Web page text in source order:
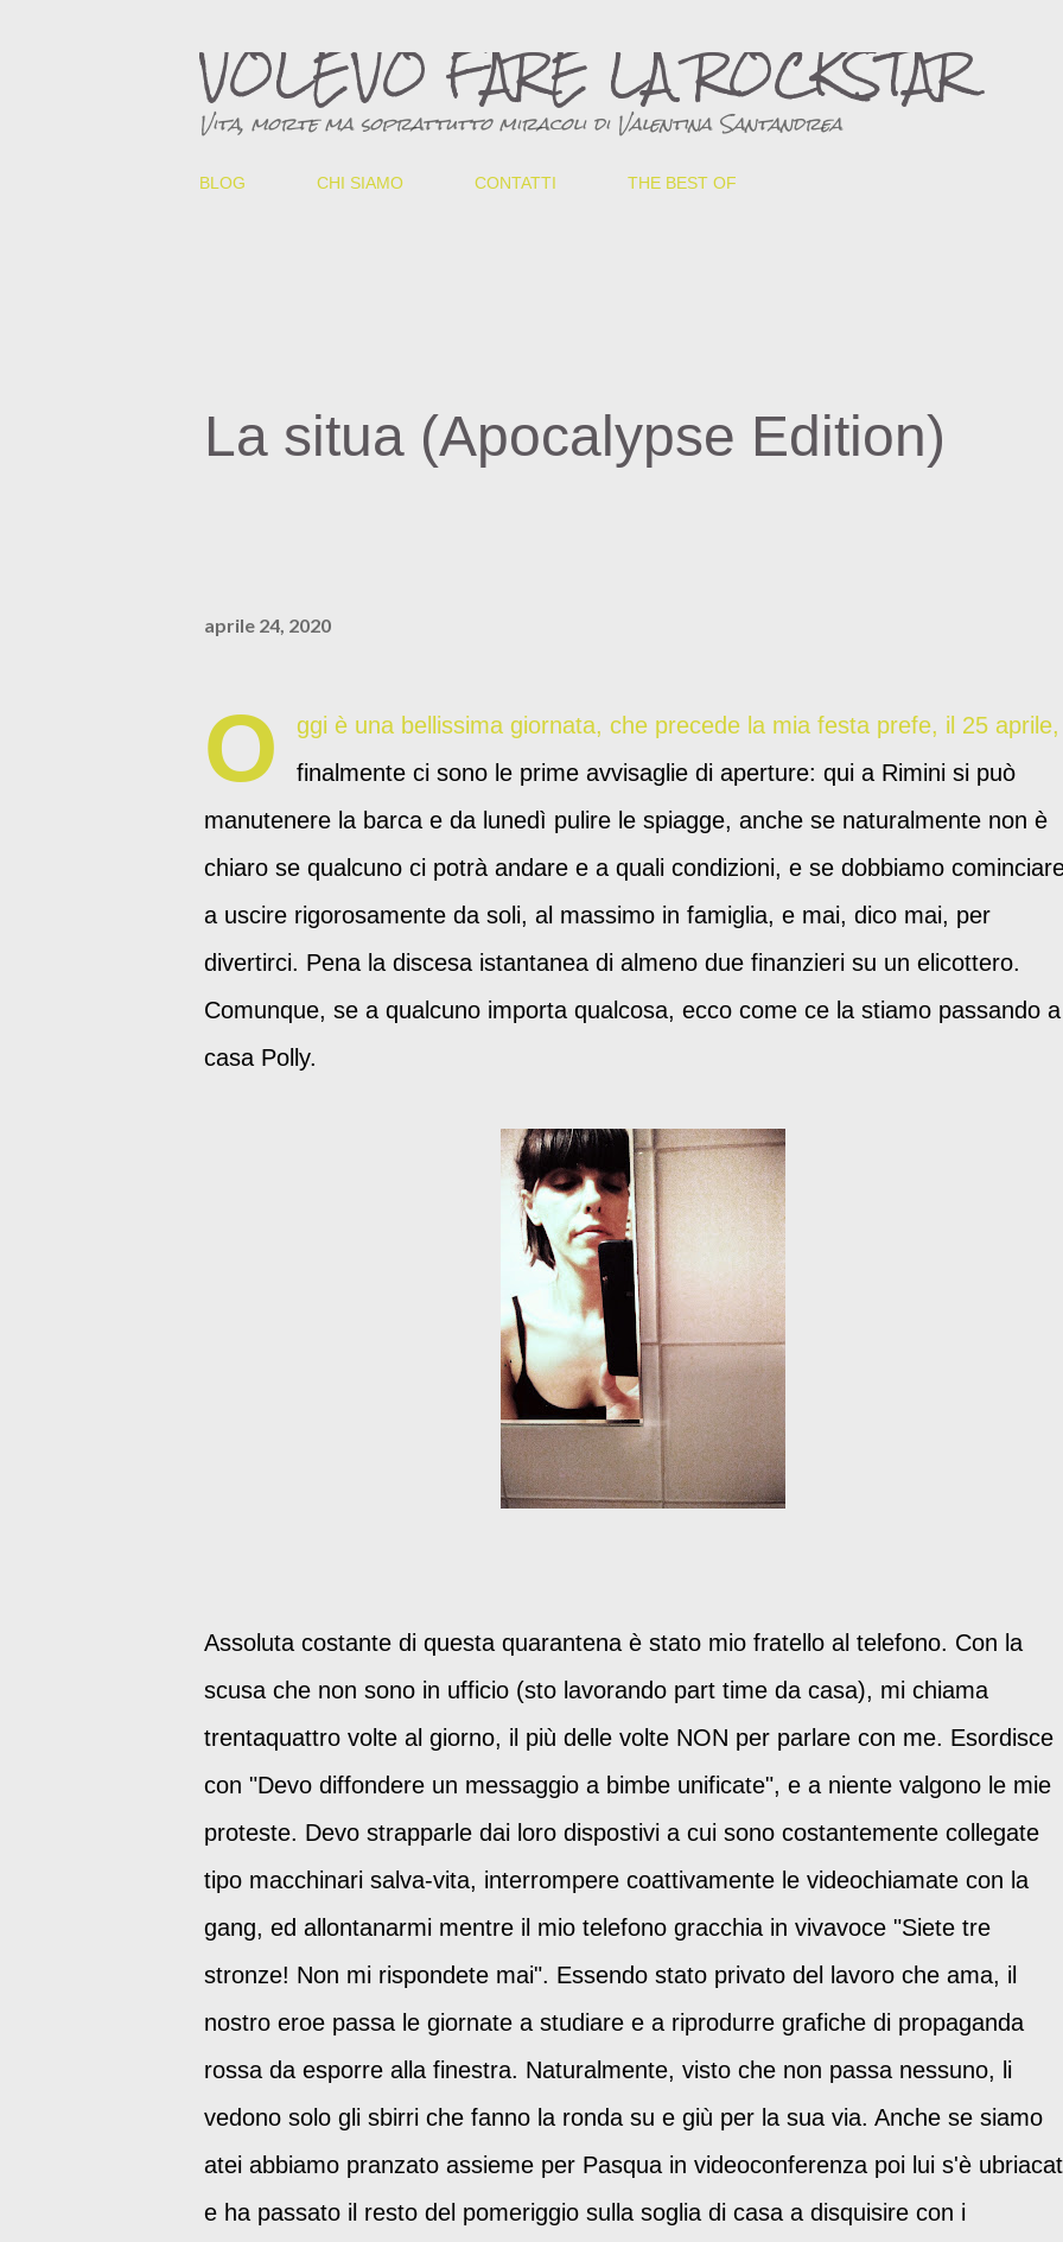
VOLEVO FARE LA ROCKSTAR
Vita, morte ma soprattutto miracoli di Valentina Santandrea
BLOG CHI SIAMO CONTATTI THE BEST OF
La situa (Apocalypse Edition)
aprile 24, 2020
O
ggi è una bellissima giornata, che precede la mia festa prefe, il 25
finalmente ci sono le prime avvisaglie di aperture: qui a Rimini si può
manutenere la barca e da lunedì pulire le spiagge, anche se naturalmente non è
chiaro se qualcuno ci potrà andare e a quali condizioni, e se dobbiamo
a uscire rigorosamente da soli, al massimo in famiglia, e mai, dico mai, per
divertirci. Pena la discesa istantanea di almeno due finanzieri su un elicottero.
Comunque, se a qualcuno importa qualcosa, ecco come ce la stiamo passando a
casa Polly.
Assoluta costante di questa quarantena è stato mio fratello al telefono. Con la
scusa che non sono in ufficio (sto lavorando part time da casa), mi chiama
trentaquattro volte al giorno, il più delle volte NON per parlare con me. Esordisce
con "Devo diffondere un messaggio a bimbe unificate", e a niente valgono le mie
proteste. Devo strapparle dai loro dispostivi a cui sono costantemente collegate
tipo macchinari salva-vita, interrompere coattivamente le videochiamate con la
gang, ed allontanarmi mentre il mio telefono gracchia in vivavoce "Siete tre
stronze! Non mi rispondete mai". Essendo stato privato del lavoro che ama, il
nostro eroe passa le giornate a studiare e a riprodurre grafiche di propaganda
rossa da esporre alla finestra. Naturalmente, visto che non passa nessuno, li
vedono solo gli sbirri che fanno la ronda su e giù per la sua via. Anche se siamo
atei abbiamo pranzato assieme per Pasqua in videoconferenza poi lui s'è
e ha passato il resto del pomeriggio sulla soglia di casa a disquisire con i